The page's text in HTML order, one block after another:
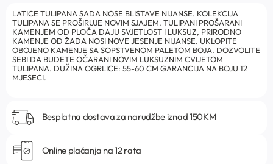
LATICE TULIPANA SADA NOSE BLISTAVE NIJANSE. KOLEKCIJA
TULIPANA SE PROŠIRUJE NOVIM SJAJEM. TULIPANI PROŠARANI
KAMENJEM OD PLOČA DAJU SVJETLOST I LUKSUZ, PRIRODNO
KAMENJE OD ŽADA NOSI NOVE JESENJE NIJANSE. UKLOPITE
OBOJENO KAMENJE SA SOPSTVENOM PALETOM BOJA. DOZVOLITE
SEBI DA BUDETE OČARANI NOVIM LUKSUZNIM CVIJETOM
TULIPANA. DUŽINA OGRLICE: 55-60 CM GARANCIJA NA BOJU 12
MJESECI.
Besplatna dostava za narudžbe iznad 150KM
Online plaćanja na 12 rata